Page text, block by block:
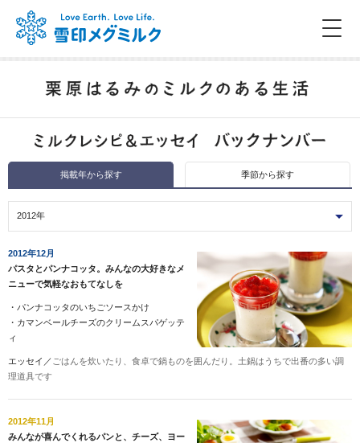
掲載年から探す 季節から探す
2012年
2012年12月
パスタとパンナコッタ。みんなの大好きなメ
ニューで気軽なおもてなしを
・ パンナコッタのいちごソースかけ
・ カマンベールチーズのクリームスパゲッテ
ィ
エッセイ／ ごはんを炊いたり、食卓で鍋ものを囲んだり。土鍋はうちで出番の多い調
理道具です
2012年11月
みんなが喜んでくれるパンと、チーズ、ヨー